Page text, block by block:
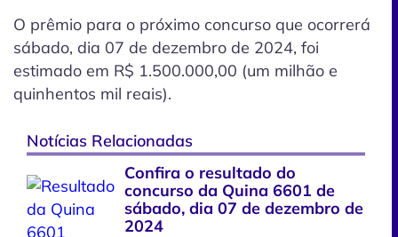
O prêmio para o próximo concurso que ocorrerá
sábado, dia 07 de dezembro de 2024, foi
estimado em R$ 1.500.000,00 (um milhão e
quinhentos mil reais).
Notícias Relacionadas
Confira o resultado do
concurso da Quina 6601 de
sábado, dia 07 de dezembro de
2024